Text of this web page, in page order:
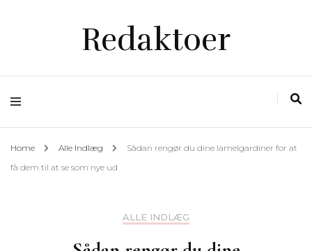
Redaktoer
Home Alle Indlæg
Sådan rengør du dine lamelgardiner for at
få dem til at se som nye ud
ALLE INDLÆG